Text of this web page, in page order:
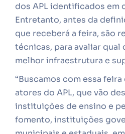
dos APL identificados em
Entretanto, antes da
que receberá a feira, são
técnicas, para avaliar qual
melhor infraestrutura e
“Buscamos com essa
atores do APL, que vão
instituições de ensino e
fomento, instituições